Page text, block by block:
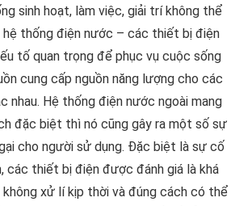
sinh hoạt, làm việc, giải trí không thể
hệ thống điện nước – các thiết bị điện
tố quan trọng để phục vụ cuộc sống
cung cấp nguồn năng lượng cho các
nhau. Hệ thống điện nước ngoài mang
đặc biệt thì nó cũng gây ra một số sự
cho người sử dụng. Đặc biệt là sự cố
các thiết bị điện được đánh giá là khá
không xử lí kịp thời và đúng cách có thể